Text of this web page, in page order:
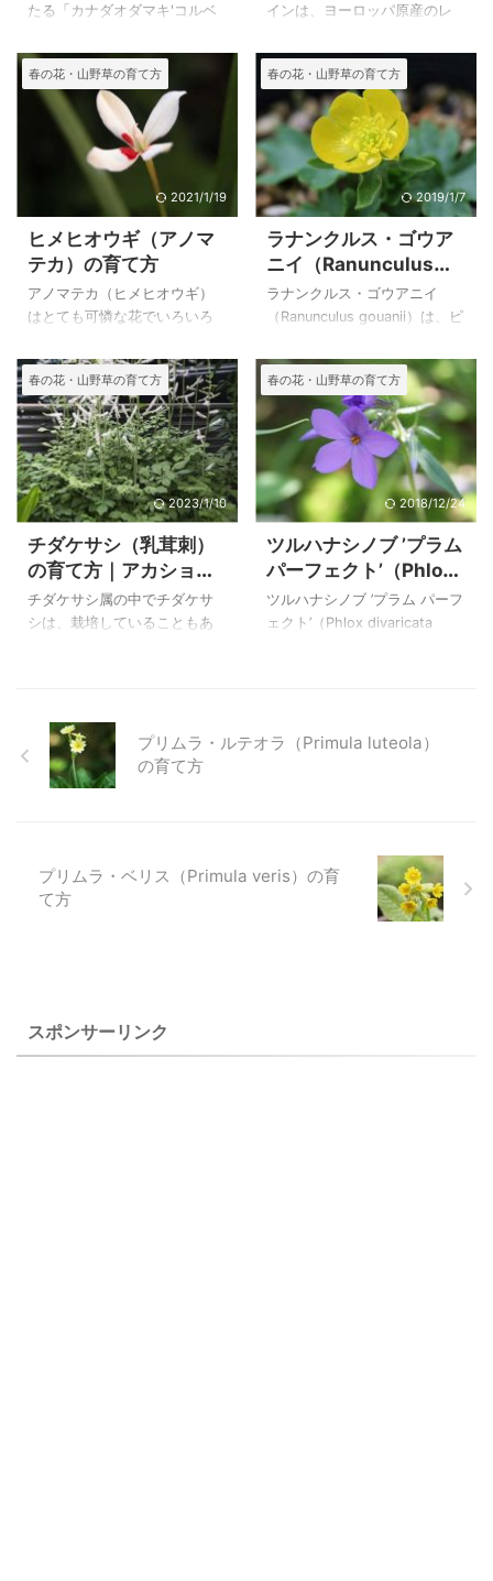
）の育て方
たる「カナダオダマキ'コルベ
素敵なオダマキです。 カナダ
オダマキ 'コルベッ
ト'（Aquilegia
canadensis'Corbett'） はモン
クトンのリチャード·サイモン
博士によって発見されたた
め、コルベットの近くの小さ
な町から名付けられたよう
で、カナダオダマキらしい距
が長く伸びた細身の黄色の花
が目を引きます。 小形で可憐
な「カナダオダマキ‘リトルラ
ダマキ 'コルベット'」は大切に
育てています。 上のカナダオ
ダマ ...
インは、ヨーロッパ原産のレ
です。日光を好む植物で、日
当たりの良いところでした
ら、ランナーを伸ばし、そこ
に根を下ろしながら殖えてい
く繁殖力の旺盛な植物です。
金色に輝く、八重の花はとて
も美しく春の日差しに輝きま
す。しかしその丈夫過ぎる性
質から、野生化していると言
いますが、私は野生化してい
るところを見たことはありま
せん。 広い庭で、きれいな花
とってもお勧めです。 上のラ
ナンキュラス・ゴールドコイ
ンは、自宅で２００３年５月
１５日に撮影 ...
春の花・山野草の育て方
2021/1/19
ヒメヒオウギ（アノマ
テカ）の育て方
アノマテカ（ヒメヒオウギ）
はとても可憐な花でいろいろ
ャーの仲間なので同じように
栽培すればよいのですが、関
東地方の我が家はかなり寒く
なりますが、屋根下で育って
います。 種はよく実り、秋に
播くと翌春には開花します。
栽培品は２種とも種を播きま
したが、種からも球根からも
殖やすことが出来る可憐な花
なので、私は４年近く前から
育てていますが、今でも流通
しています。 上のヒメヒオウ
春の花・山野草の育て方
2019/1/7
ラナンクルス・ゴウア
ニイ（Ranunculus
gouanii）の育て方
ラナンクルス・ゴウアニイ
（Ranunculus gouanii）は、ピ
００m の牧草地、渓流のほと
り、岩場に自生しているよう
です。 黄色の整った形の花を
咲かせるラナンクルス・ゴウ
アニイは日本にはない美しさ
を持ったラナンクルスの仲間
です。 高山に自生する花です
が、株わけができるようにな
り、零れ種からも殖え、１０
年を過ぎても元気に毎年花を
咲かせています。 上のラナン
クルス・ゴウアニイ
春の花・山野草の育て方
2023/1/10
チダケサシ（乳茸刺）
の育て方｜アカショウ
マの変種のハナチダケ
サシの特徴
チダケサシ属の中でチダケサ
シは、栽培していることもあ
一番最初に出会ったのはチダ
ケサシで、赤城山でした。草
丈はそれほど大きくなく、ピ
のトリアシショウマ、同じく
アカショウマの変種のハナチ
宅で２０１ ...
春の花・山野草の育て方
2018/12/24
ツルハナシノブ ’プラム
パーフェクト’（Phlox
divaricata 'Plum
Perfect'）の育て方｜
ツルハナシノブ ’プラム パーフ
ェクト’（Phlox divaricata
ような花で、繁殖力が旺盛な
そうです。 数種類の園芸品種
があり、色も選べるようです
ので、好きな色を選ぶことが
出来ます。下に仲間のシバザ
プリムラ・ルテオラ（Primula luteola）
の育て方
プリムラ・ベリス（Primula veris）の育
て方
スポンサーリンク